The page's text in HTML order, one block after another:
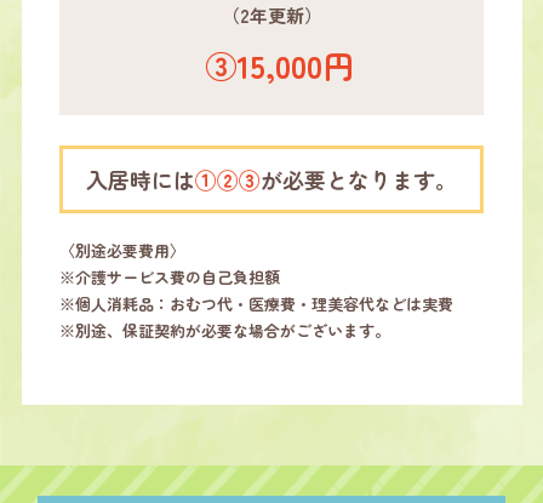
（2年更新）
③15,000円
入居時には①②③が必要となります。
〈別途必要費用〉
※介護サービス費の自己負担額
※個人消耗品：おむつ代・医療費・理美容代などは実費
※別途、保証契約が必要な場合がございます。